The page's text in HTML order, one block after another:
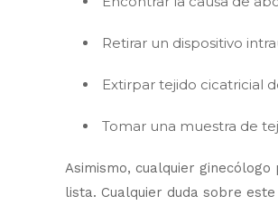
Retirar un dispositivo
Extirpar tejido cicatricial
Tomar una muestra de
Asimismo, cualquier
lista. Cualquier duda sobre